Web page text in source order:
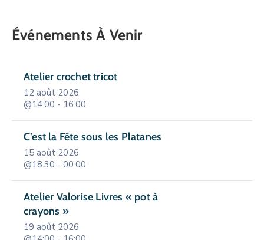
Événements À Venir
Atelier crochet tricot
12 août 2026
@14:00 - 16:00
C’est la Fête sous les Platanes
15 août 2026
@18:30 - 00:00
Atelier Valorise Livres « pot à
crayons »
19 août 2026